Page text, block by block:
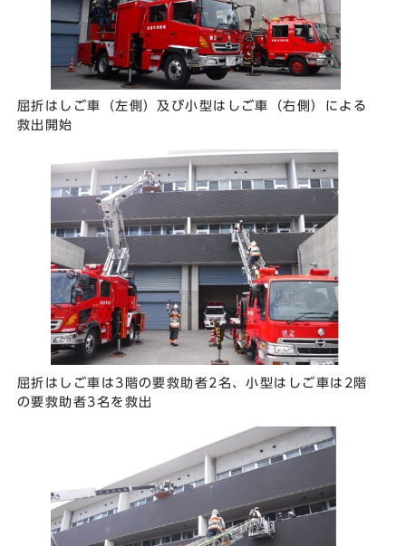
屈折はしご車（左側）及び小型はしご車（右側）による
救出開始
屈折はしご車は3階の要救助者2名、小型はしご車は2階
の要救助者3名を救出